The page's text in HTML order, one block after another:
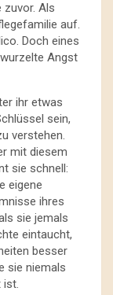
zuvor. Als
auf.
Doch eines
Angst
ihr etwas
sein,
verstehen.
mit diesem
sie schnell:
eigene
ihres
sie jemals
eintaucht,
besser
sie niemals
ist.